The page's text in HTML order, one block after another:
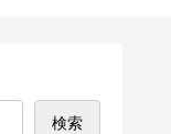
検索